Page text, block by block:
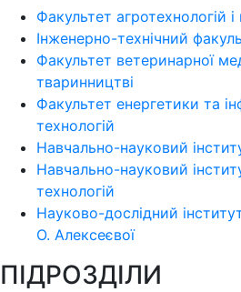
Факультет агротехнологій
Інженерно-технічний
Факультет ветеринарної
тваринництві
Факультет енергетики та
технологій
Навчально-науковий
Навчально-науковий
технологій
Науково-дослідний
О. Алексеєвої
ПІДРОЗДІЛИ